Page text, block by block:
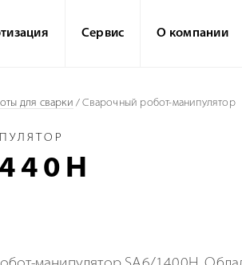
Сервис О компании
для сварки /Сварочный робот-манипулятор